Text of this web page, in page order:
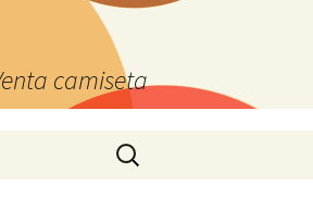
camiseta
Buscar: